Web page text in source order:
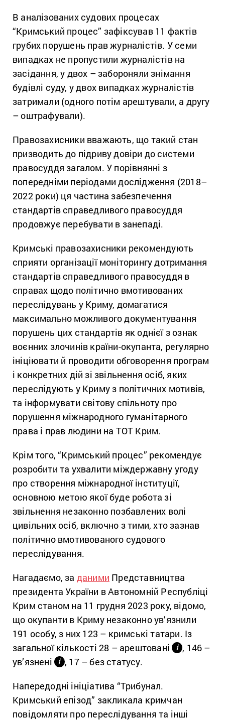
В аналізованих судових процесах
“Кримський процес” зафіксував 11 фактів
грубих порушень прав журналістів. У семи
випадках не пропустили журналістів на
засідання, у двох – забороняли знімання
будівлі суду, у двох випадках журналістів
затримали (одного потім арештували, а другу
– оштрафували).
Правозахисники вважають, що такий стан
призводить до підриву довіри до системи
правосуддя загалом. У порівнянні з
попередніми періодами дослідження (2018–
2022 роки) ця частина забезпечення
стандартів справедливого правосуддя
продовжує перебувати в занепаді.
Кримські правозахисники рекомендують
сприяти організації моніторингу дотримання
стандартів справедливого правосуддя в
справах щодо політично вмотивованих
переслідувань у Криму, домагатися
максимально можливого документування
порушень цих стандартів як однієї з ознак
воєнних злочинів країни-окупанта, регулярно
ініціювати й проводити обговорення програм
і конкретних дій зі звільнення осіб, яких
переслідують у Криму з політичних мотивів,
та інформувати світову спільноту про
порушення міжнародного гуманітарного
права і прав людини на ТОТ Крим.
Крім того, “Кримський процес” рекомендує
розробити та ухвалити міждержавну угоду
про створення міжнародної інституції,
основною метою якої буде робота зі
звільнення незаконно позбавлених волі
цивільних осіб, включно з тими, хто зазнав
політично вмотивованого судового
переслідування.
Нагадаємо, за даними Представництва
президента України в Автономній Республіці
Крим станом на 11 грудня 2023 року, відомо,
що окупанти в Криму незаконно ув’язнили
191 особу, з них 123 – кримські татари. Із
загальної кількості 28 – арештовані і , 146 –
ув’язнені
і , 17 – без статусу.
Напередодні ініціатива “Трибунал.
Кримський епізод” закликала кримчан
повідомляти про переслідування та інші